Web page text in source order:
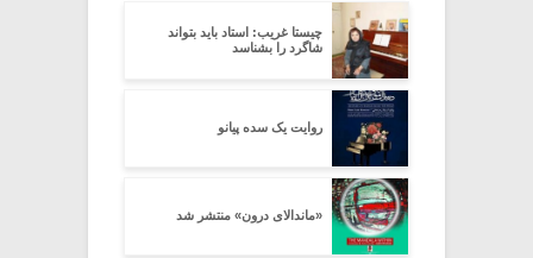
چیستا غریب: استاد باید بتواند
شاگرد را بشناسد
روایت یک سده پیانو
«ماندالای درون» منتشر شد